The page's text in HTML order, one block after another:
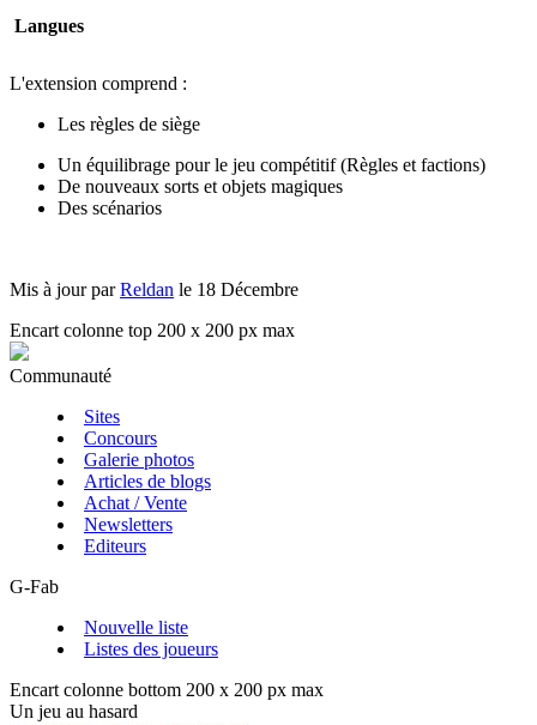
Langues
L'extension comprend :
Les règles de siège
Un équilibrage pour le jeu compétitif (Règles et factions)
De nouveaux sorts et objets magiques
Des scénarios
Mis à jour parReldan le 18 Décembre
Encart colonne top 200 x 200 px max
Communauté
Sites
Concours
Galerie photos
Articles de blogs
Achat / Vente
Newsletters
Editeurs
G-Fab
Nouvelle liste
Listes des joueurs
Encart colonne bottom 200 x 200 px max
Un jeu au hasard